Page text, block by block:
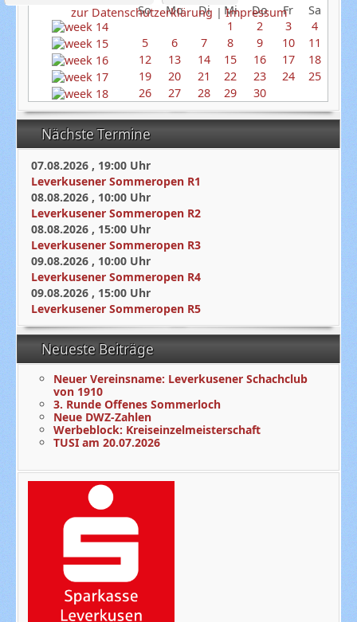
So
Mo Di Mi Do Fr
Sa
1
2 3
4
5
6 7 8 9 10
11
12
13 14 15 16 17
18
19
20 21 22 23 24
25
26
27 28 29 30
Nächste Termine
07.08.2026 , 19:00 Uhr
Leverkusener Sommeropen R1
08.08.2026 , 10:00 Uhr
Leverkusener Sommeropen R2
08.08.2026 , 15:00 Uhr
Leverkusener Sommeropen R3
09.08.2026 , 10:00 Uhr
Leverkusener Sommeropen R4
09.08.2026 , 15:00 Uhr
Leverkusener Sommeropen R5
Neueste Beiträge
Neuer Vereinsname: Leverkusener Schachclub
von 1910
3. Runde Offenes Sommerloch
Neue DWZ-Zahlen
Werbeblock: Kreiseinzelmeisterschaft
TUSI am 20.07.2026
zur Datenschutzerklärung |Impressum